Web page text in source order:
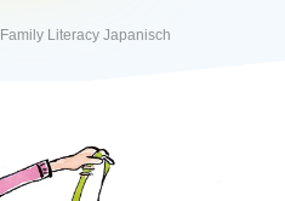
Family Literacy Japanisch